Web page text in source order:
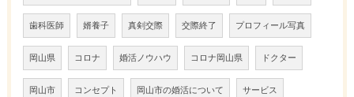
歯科医師 婿養子 真剣交際 交際終了 プロフィール写真
岡山県 コロナ 婚活ノウハウ コロナ岡山県 ドクター
岡山市 コンセプト 岡山市の婚活について サービス